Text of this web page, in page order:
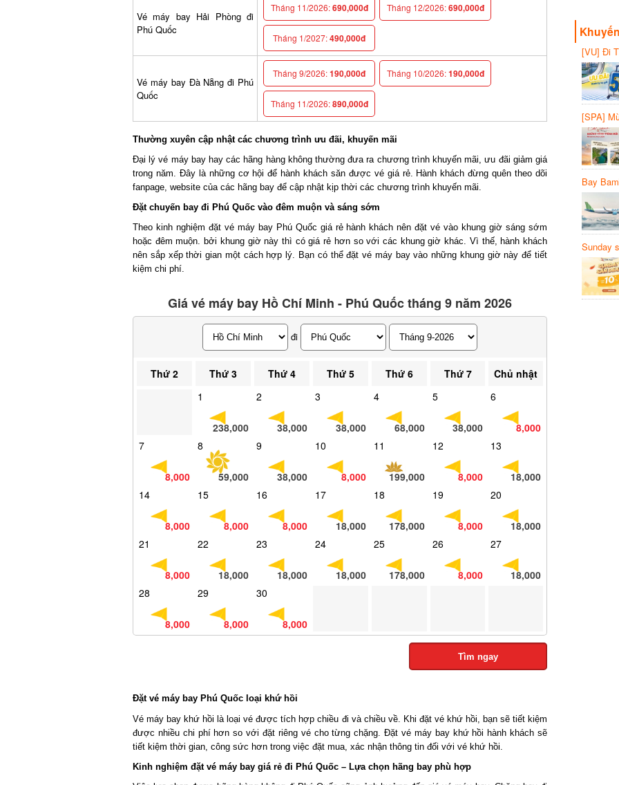
Vé máy bay Hải Phòng đi
Phú Quốc
Tháng 11/2026:690,000đ Tháng 12/2026:690,000đ
Tháng 1/2027:490,000đ
Vé máy bay Đà Nẵng đi Phú
Quốc
Tháng 9/2026:190,000đ Tháng 10/2026:190,000đ
Tháng 11/2026:890,000đ
Thường xuyên cập nhật các chương trình ưu đãi, khuyến mãi
Đại lý vé máy bay hay các hãng hàng không thường đưa ra chương trình khuyến mãi, ưu đãi giảm giá
trong năm. Đây là những cơ hội để hành khách săn được vé giá rẻ. Hành khách đừng quên theo dõi
fanpage, website của các hãng bay để cập nhật kịp thời các chương trình khuyến mãi.
Đặt chuyến bay đi Phú Quốc vào đêm muộn và sáng sớm
Theo kinh nghiệm đặt vé máy bay Phú Quốc giá rẻ hành khách nên đặt vé vào khung giờ sáng sớm
hoặc đêm muộn. bởi khung giờ này thì có giá rẻ hơn so với các khung giờ khác. Vì thế, hành khách
nên sắp xếp thời gian một cách hợp lý. Bạn có thể đặt vé máy bay vào những khung giờ này để tiết
kiệm chi phí.
Giá vé máy bay Hồ Chí Minh - Phú Quốc tháng 9 năm 2026
đi
Thứ 2 Thứ 3 Thứ 4 Thứ 5 Thứ 6 Thứ 7
Chủ nhật
238,000
2
38,000
3
38,000
4
68,000
5
38,000
6
8,000
7
8,000
8
59,000
9
38,000
10
8,000
11
199,000
12
8,000
13
18,000
14
8,000
15
8,000
16
8,000
17
18,000
18
178,000
19
8,000
20
18,000
21
8,000
22
18,000
23
18,000
24
18,000
25
178,000
26
8,000
27
18,000
28
8,000
29
8,000
30
8,000
Tìm ngay
Đặt vé máy bay Phú Quốc loại khứ hồi
Vé máy bay khứ hồi là loại vé được tích hợp chiều đi và chiều về. Khi đặt vé khứ hồi, bạn sẽ tiết kiệm
được nhiều chi phí hơn so với đặt riêng vé cho từng chặng. Đặt vé máy bay khứ hồi hành khách sẽ
tiết kiệm thời gian, công sức hơn trong việc đặt mua, xác nhận thông tin đối với vé khứ hồi.
Kinh nghiệm đặt vé máy bay giá rẻ đi Phú Quốc – Lựa chọn hãng bay phù hợp
[VU] Đi
giảm
[SPA]
20%
Bay
Sunday